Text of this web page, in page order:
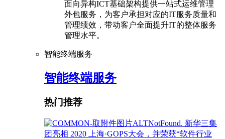
面向异构ICT基础架构提供一站式运维管理
外包服务，为客户承担对应的IT服务质量和
管理绩效，带动客户全面提升IT的整体服务
管理水平。
智能终端服务
智能终端服务
热门推荐
新华三集
团亮相 2020 上海·GOPS大会，并荣获“软件行业